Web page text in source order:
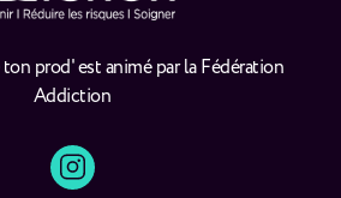
prod' est animé par la Fédération
Addiction